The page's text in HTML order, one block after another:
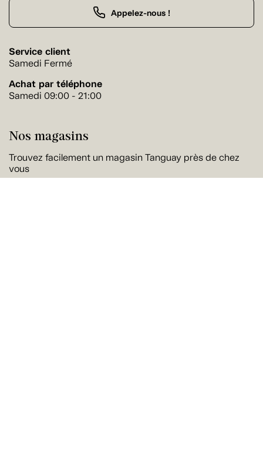
Appelez-nous !
Service client
Samedi Fermé
Achat par téléphone
Samedi 09:00 - 21:00
Nos magasins
Trouvez facilement un magasin Tanguay près de chez
vous